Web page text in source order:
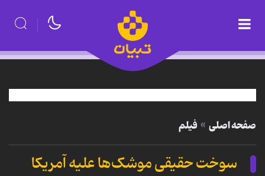
صفحه اصلی فیلم
سوخت حقیقی موشک‌ها علیه آمریکا